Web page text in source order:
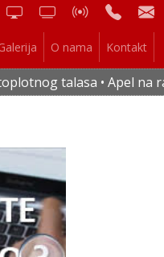
O nama Kontakt
talasa • Apel na